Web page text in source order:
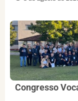
Congresso